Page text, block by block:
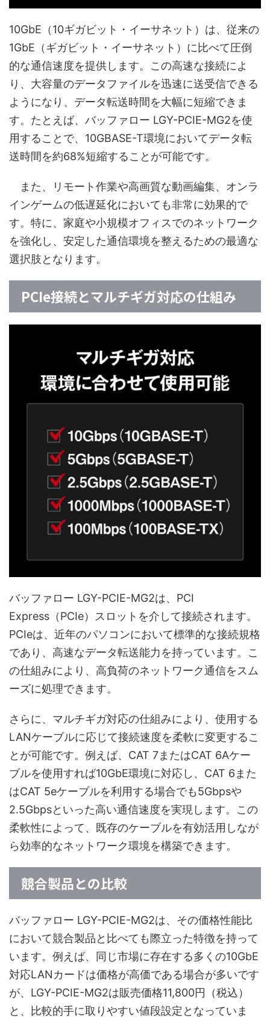
10GbE（10ギガビット・イーサネット）は、従来の
1GbE（ギガビット・イーサネット）に比べて圧倒
的な通信速度を提供します。この高速な接続によ
り、大容量のデータファイルを迅速に送受信できる
ようになり、データ転送時間を大幅に短縮できま
す。たとえば、バッファロー LGY-PCIE-MG2を使
用することで、10GBASE-T環境においてデータ転
送時間を約68%短縮することが可能です。
また、リモート作業や高画質な動画編集、オンラ
インゲームの低遅延化においても非常に効果的で
す。特に、家庭や小規模オフィスでのネットワーク
を強化し、安定した通信環境を整えるための最適な
選択肢となります。
PCIe接続とマルチギガ対応の仕組み
バッファロー LGY-PCIE-MG2は、PCI
Express（PCIe）スロットを介して接続されます。
PCIeは、近年のパソコンにおいて標準的な接続規格
であり、高速なデータ転送能力を持っています。こ
の仕組みにより、高負荷のネットワーク通信をスム
ーズに処理できます。
さらに、マルチギガ対応の仕組みにより、使用する
LANケーブルに応じて接続速度を柔軟に変更するこ
とが可能です。例えば、CAT 7またはCAT 6Aケー
ブルを使用すれば10GbE環境に対応し、CAT 6また
はCAT 5eケーブルを利用する場合でも5Gbpsや
2.5Gbpsといった高い通信速度を実現します。この
柔軟性によって、既存のケーブルを有効活用しなが
ら効率的なネットワーク環境を構築できます。
競合製品との比較
バッファロー LGY-PCIE-MG2は、その価格性能比
において競合製品と比べても際立った特徴を持って
います。例えば、同じ市場に存在する多くの10GbE
対応LANカードは価格が高価である場合が多いです
が、LGY-PCIE-MG2は販売価格11,800円（税込）
と、比較的手に取りやすい値段設定となっていま